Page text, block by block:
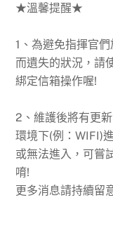
★溫馨提醒★
1、為避免指揮官
而遺失的狀況，請
綁定信箱操作喔!
2、維護後將有更
環境下(例：WIFI)
或無法進入，可嘗
唷!
更多消息請持續留